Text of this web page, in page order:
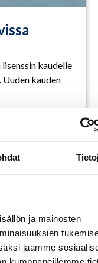
ja mainosten
jaamme
kaudelle
Uuden kauden